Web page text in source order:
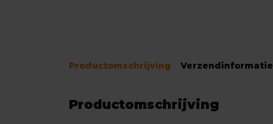
Productomschrijving Verzendinformatie
Productomschrijving